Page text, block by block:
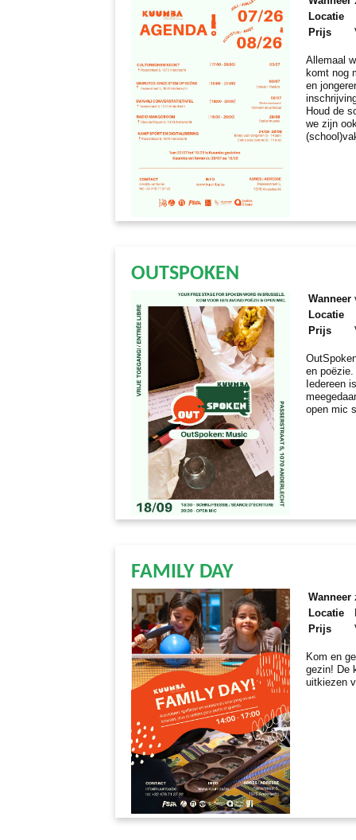
Locatie
Prijs
Allemaal
komt nog
en
Houd de
we zijn
OUTSPOKEN
Wanneer
Locatie
Prijs
en
Iedereen
open mic
FAMILY DAY
Wanneer
Locatie
Prijs
Kom en
gezin! De
uitkiezen